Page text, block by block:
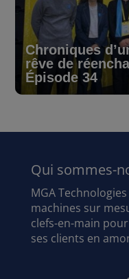
Chroniques
rêve de
Épisode 34
Qui sommes-
MGA
machines sur
clefs-en-main
ses clients en